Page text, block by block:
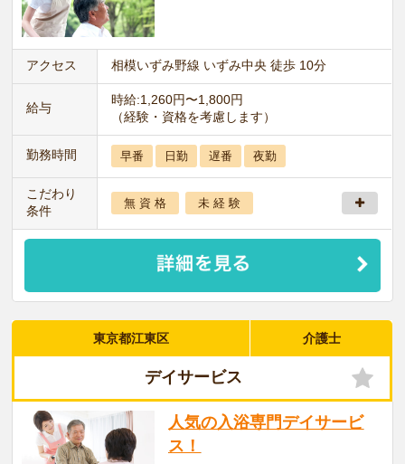
アクセス 相模いずみ野線 いずみ中央 徒歩 10分
給与
時給:1,260円〜1,800円
（経験・資格を考慮します）
勤務時間 早番 日勤 遅番 夜勤
こだわり
条件
無 資 格 未 経 験
東京都江東区 介護士
デイサービス
人気の入浴専門デイサービ
ス！